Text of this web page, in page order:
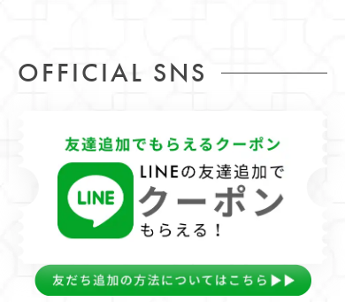
OFFICIAL SNS